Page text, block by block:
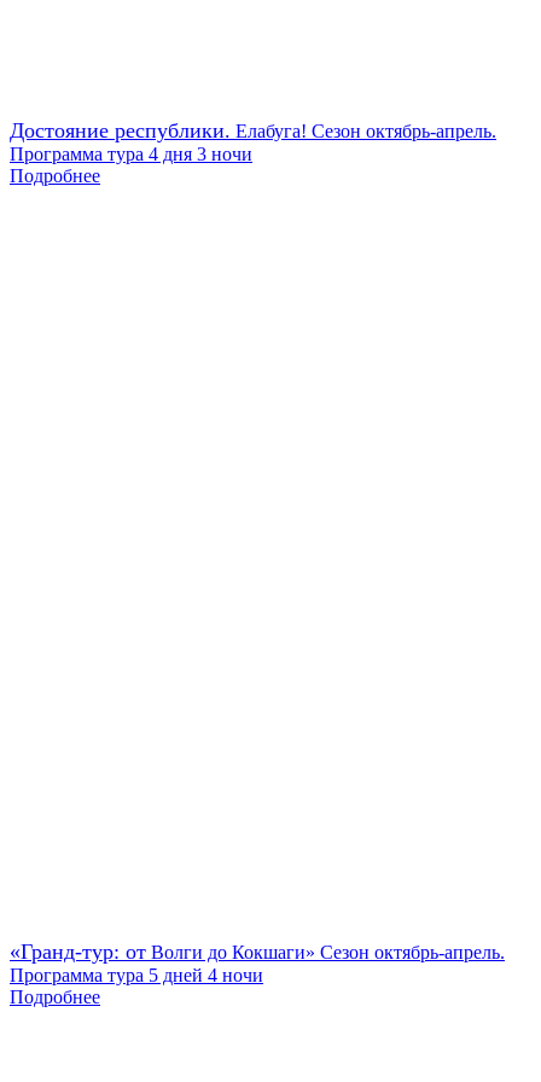
Достояние республики. Елабуга! Сезон октябрь-апрель.
Программа тура 4 дня 3 ночи
Подробнее
«Гранд-тур: от Волги до Кокшаги» Сезон октябрь-апрель.
Программа тура 5 дней 4 ночи
Подробнее